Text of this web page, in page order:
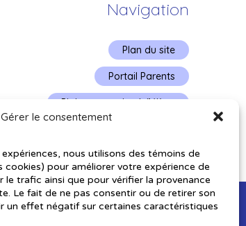
Gérer le consentement
nous utilisons des témoins de
cookies) pour améliorer votre expérience de
le trafic ainsi que pour vérifier la provenance
Le fait de ne pas consentir ou de retirer son
un effet négatif sur certaines caractéristiques
Navigation
Plan du site
Portail Parents
Plainte – service à l’élève